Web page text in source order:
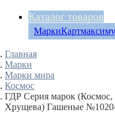
Каталог товаров
Марки
Главная
Марки
Марки мира
Космос
ГДР Серия марок
Хрущева) Гашеные